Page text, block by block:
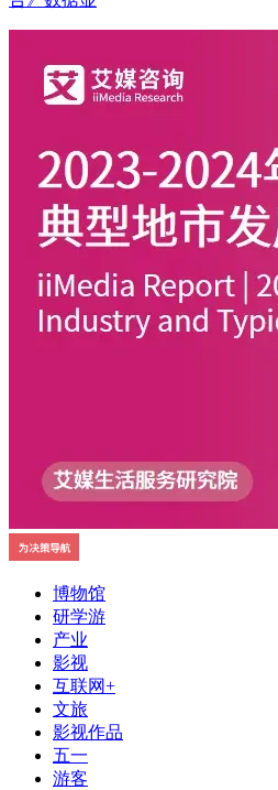
博物馆
研学游
产业
影视
互联网+
文旅
影视作品
五一
游客